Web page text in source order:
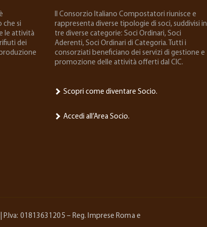
che si
le attività
dei
ll Consorzio Italiano Compostatori riunisce e
rappresenta diverse tipologie di soci, suddivisi in
tre diverse categorie: Soci Ordinari, Soci
Aderenti, Soci Ordinari di Categoria. Tutti i
consorziati beneficiano dei servizi di gestione e
promozione delle attività offerti dal CIC.
Scopri come diventare Socio.
Accedi all’Area Socio.
01813631205 – Reg. Imprese Roma e